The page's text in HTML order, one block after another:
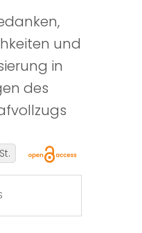
und
in
des